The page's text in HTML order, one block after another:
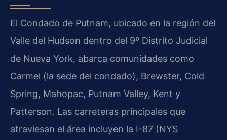
El Condado de Putnam, ubicado en la región del
Valle del Hudson dentro del 9º Distrito Judicial
de Nueva York, abarca comunidades como
Carmel (la sede del condado), Brewster, Cold
Spring, Mahopac, Putnam Valley, Kent y
Patterson. Las carreteras principales que
atraviesan el área incluyen la I-87 (NYS